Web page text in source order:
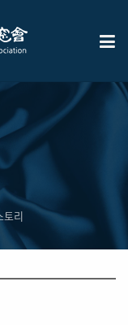
토리